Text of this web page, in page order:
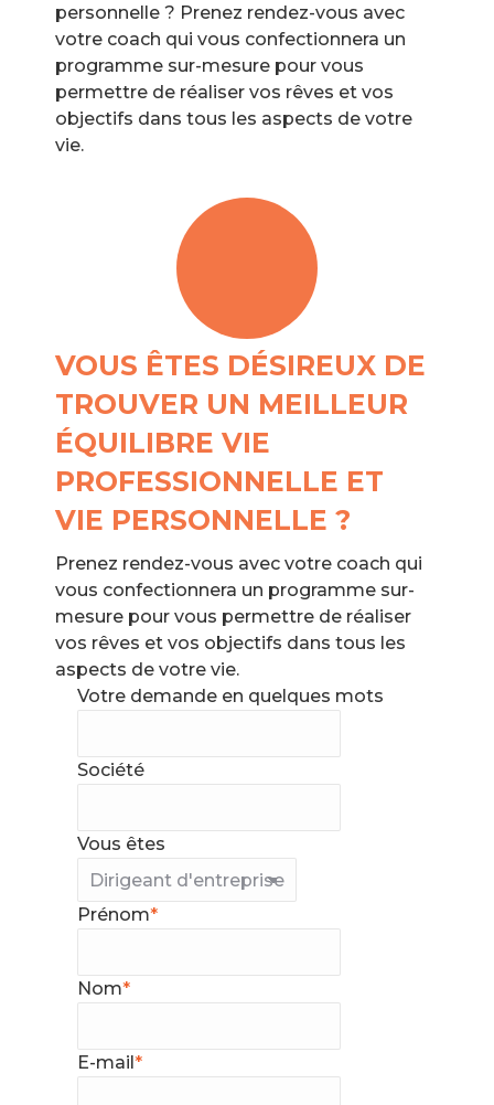
personnelle ? Prenez rendez-vous avec
votre coach qui vous confectionnera un
programme sur-mesure pour vous
permettre de réaliser vos rêves et vos
objectifs dans tous les aspects de votre
vie.
VOUS ÊTES DÉSIREUX DE
TROUVER UN MEILLEUR
ÉQUILIBRE VIE
PROFESSIONNELLE ET
VIE PERSONNELLE ?
Prenez rendez-vous avec votre coach qui
vous confectionnera un programme sur-
mesure pour vous permettre de réaliser
vos rêves et vos objectifs dans tous les
aspects de votre vie.
Votre demande en quelques mots
Société
Vous êtes
Prénom*
Nom*
E-mail *